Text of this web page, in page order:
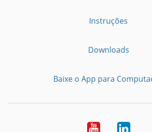
Instruções
Downloads
Baixe o App para
Youtube